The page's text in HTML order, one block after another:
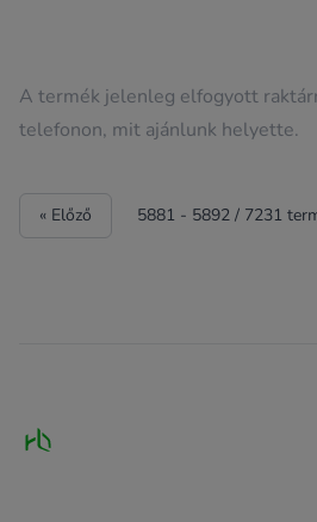
A termék jelenleg elfogyott
telefonon, mit ajánlunk helyette.
« Előző 5881 - 5892/ 7231